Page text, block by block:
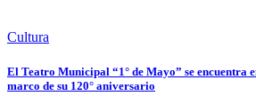
Cultura
El Teatro Municipal “1° de Mayo” se encuentra
marco de su 120° aniversario